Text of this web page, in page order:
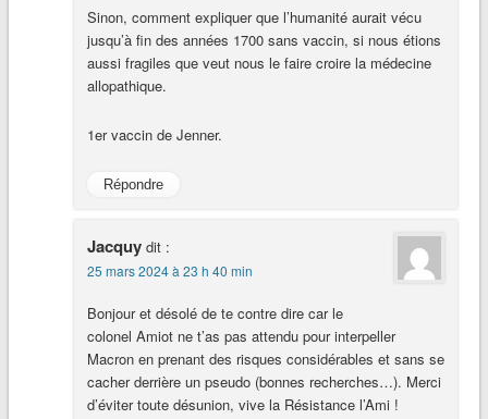
Sinon, comment expliquer que l’humanité aurait vécu
jusqu’à fin des années 1700 sans vaccin, si nous étions
aussi fragiles que veut nous le faire croire la médecine
allopathique.
1er vaccin de Jenner.
Répondre
Jacquy dit :
25 mars 2024 à 23 h 40 min
Bonjour et désolé de te contre dire car le
colonel Amiot ne t’as pas attendu pour interpeller
Macron en prenant des risques considérables et sans se
cacher derrière un pseudo (bonnes recherches…). Merci
d’éviter toute désunion, vive la Résistance l’Ami !